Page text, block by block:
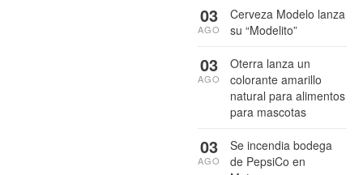
Cerveza Modelo lanza
su “Modelito”
03
AGO
Oterra lanza un
colorante amarillo
natural para alimentos
para mascotas
03
AGO
Se incendia bodega
de PepsiCo en
03
AGO